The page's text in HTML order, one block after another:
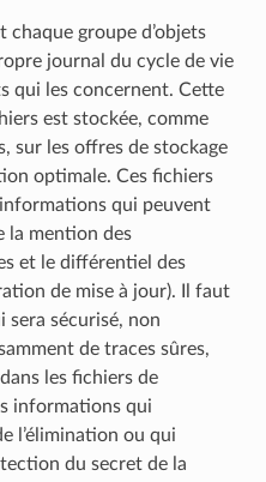
groupe d’objets
journal du cycle de vie
qui les concernent. Cette
est stockée, comme
sur les offres de stockage
optimale. Ces fichiers
qui peuvent
la mention des
et le différentiel des
de mise à jour). Il faut
sera sécurisé, non
de traces sûres,
les fichiers de
informations qui
l’élimination ou qui
du secret de la